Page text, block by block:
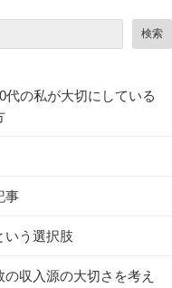
検索
代の私が大切にしている
事
いう選択肢
収入源の大切さを考え